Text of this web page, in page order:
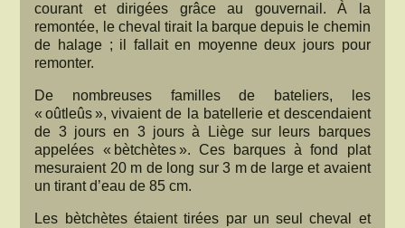
courant et dirigées grâce au gouvernail. À la
remontée, le cheval tirait la barque depuis le chemin
de halage ; il fallait en moyenne deux jours pour
remonter.
De nombreuses familles de bateliers, les
« oûtleûs », vivaient de la batellerie et descendaient
de 3 jours en 3 jours à Liège sur leurs barques
appelées « bètchètes ». Ces barques à fond plat
mesuraient 20 m de long sur 3 m de large et avaient
un tirant d’eau de 85 cm.
Les bètchètes étaient tirées par un seul cheval et